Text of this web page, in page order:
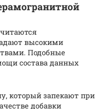
высокими
Подобные
состава данных
который запекают при
добавки